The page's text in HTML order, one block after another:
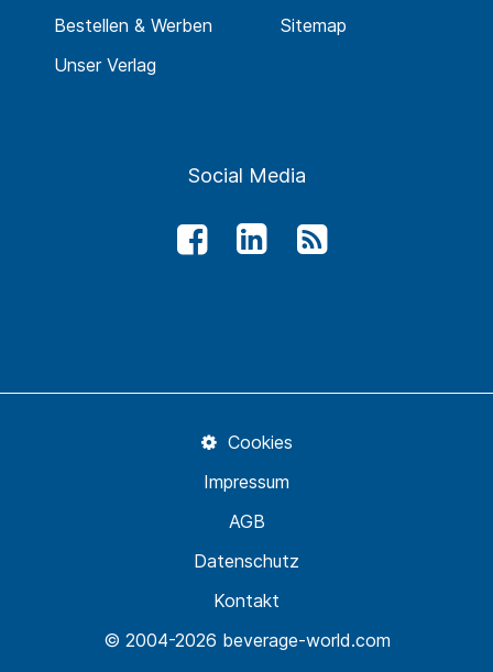
Bestellen & Werben
Unser Verlag
Sitemap
Social Media
© 2004-2026 beverage-world.com
Kontakt
Datenschutz
AGB
Impressum
Cookies